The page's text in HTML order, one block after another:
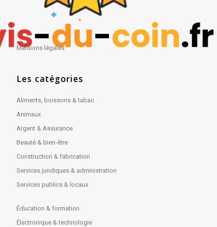
Mentions légales
Les catégories
Aliments, boissons & tabac
Animaux
Argent & Assurance
Beauté & bien-être
Construction & fabrication
Services juridiques & administration
Services publics & locaux
Éducation & formation
Électronique & technologie